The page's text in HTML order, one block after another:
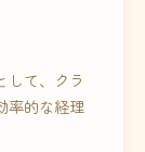
して、クラ
率的な経理